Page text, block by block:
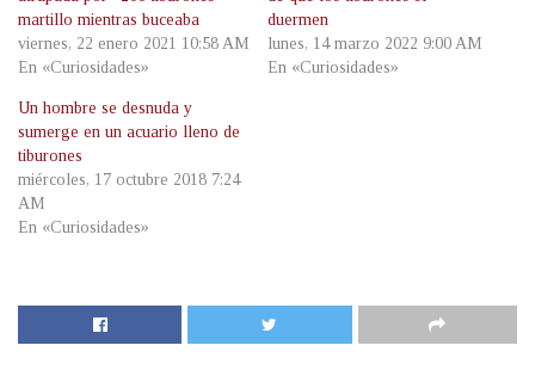
martillo mientras buceaba
viernes, 22 enero 2021 10:58 AM
En «Curiosidades»
duermen
lunes, 14 marzo 2022 9:00 AM
En «Curiosidades»
Un hombre se desnuda y
sumerge en un acuario lleno de
tiburones
miércoles, 17 octubre 2018 7:24
AM
En «Curiosidades»